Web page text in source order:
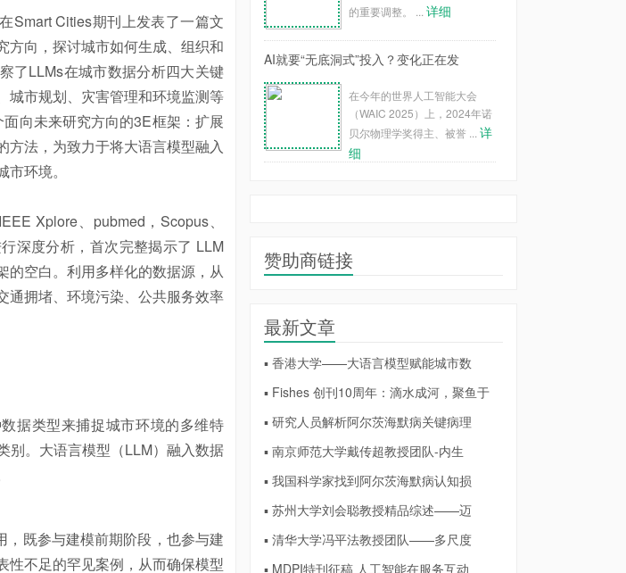
Smart Cities期刊上发表了一篇文
方向，探讨城市如何生成、组织和
了LLMs在城市数据分析四大关键
城市规划、灾害管理和环境监测等
向未来研究方向的3E框架：扩展
方法，为致力于将大语言模型融入
环境。
Xplore、 pubmed ，Scopus、
深度分析，首次完整揭示了 LLM
的空白。利用多样化的数据源，从
通拥堵、环境污染、公共服务效率
据类型来捕捉城市环境的多维特
别。大语言模型（LLM）融入数据
既参与建模前期阶段，也参与建
性不足的罕见案例，从而确保模型
的重要调整。 ... 详细
AI就要“无底洞式”投入？变化正在发
在今年的世界人工智能大会
（WAIC 2025）上，2024年诺
贝尔物理学奖得主、被誉 ... 详
细
赞助商链接
最新文章
▪ 香港大学——大语言模型赋能城市数
▪ Fishes 创刊10周年：滴水成河，聚鱼于
▪ 研究人员解析阿尔茨海默病关键病理
▪ 南京师范大学戴传超教授团队-内生
▪ 我国科学家找到阿尔茨海默病认知损
▪ 苏州大学刘会聪教授精品综述——迈
▪ 清华大学冯平法教授团队——多尺度
▪ MDPI特刊征稿 人工智能在服务互动